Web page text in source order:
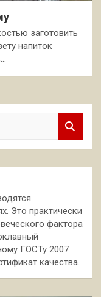
заготовить
напиток
Это практически
фактора
ГОСТу 2007
качества.